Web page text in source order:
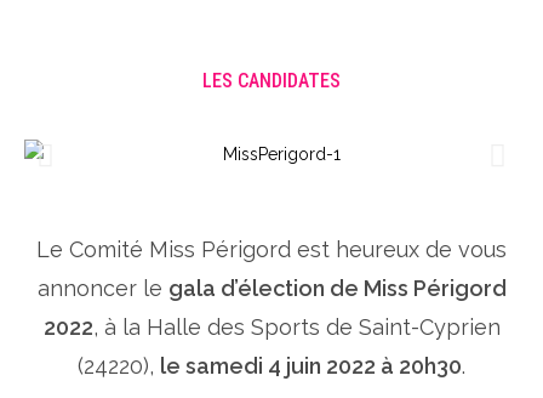
LES CANDIDATES
Le Comité Miss Périgord est heureux de vous
annoncer le gala d’élection de Miss Périgord
2022, à la Halle des Sports de Saint-Cyprien
(24220), le samedi 4 juin 2022 à 20h30.